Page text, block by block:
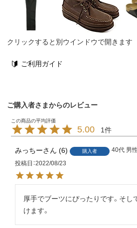
クリックすると別ウインドウで開きます
ご利用ガイド
ご購入者さまからのレビュー
5.00 1
みっちー 6 購入者 40代 男性
投稿日 2022/08/23
厚手でブーツにぴったりです。そし
けます。